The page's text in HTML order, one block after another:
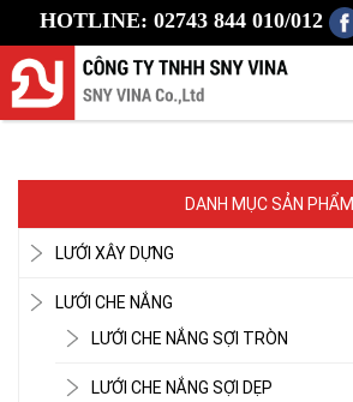
HOTLINE: 02743 844 010/012
DANH MỤC SẢN PHẨM
LƯỚI XÂY DỰNG
LƯỚI CHE NẮNG
LƯỚI CHE NẮNG SỢI TRÒN
LƯỚI CHE NẮNG SỢI DẸP